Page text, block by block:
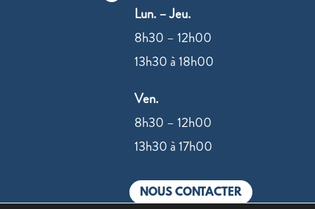
Lun. – Jeu.
8h30 – 12h00
13h30 à 18h00
Ven.
8h30 – 12h00
13h30 à 17h00
NOUS CONTACTER